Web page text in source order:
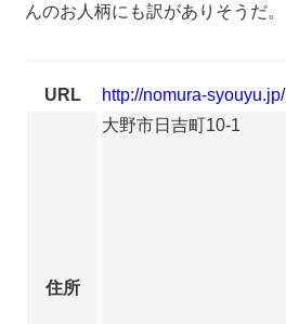
んのお人柄にも訳がありそうだ。
URL http://nomura-syouyu.jp/
住所
大野市日吉町10-1